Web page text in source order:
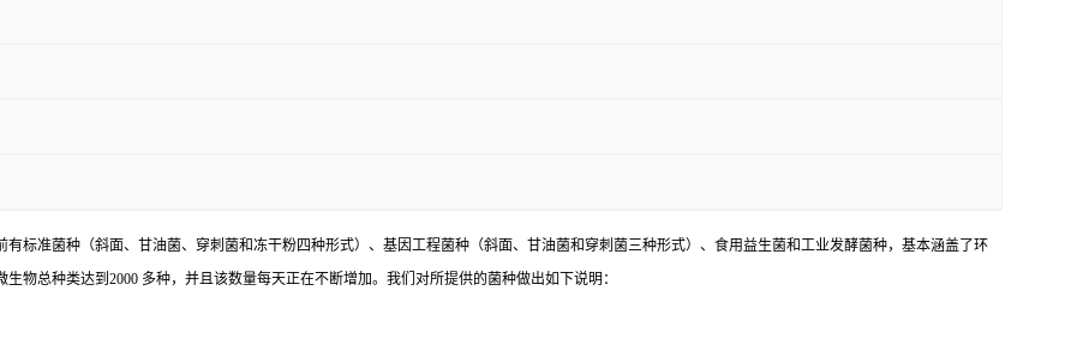
标准菌种（斜面、甘油菌、穿刺菌和冻干粉四种形式）、基因工程菌种（斜面、甘油菌和穿刺菌三种形式）、食用益生菌和工业发酵菌种，基本涵盖了环
物总种类达到2000 多种，并且该数量每天正在不断增加。我们对所提供的菌种做出如下说明：